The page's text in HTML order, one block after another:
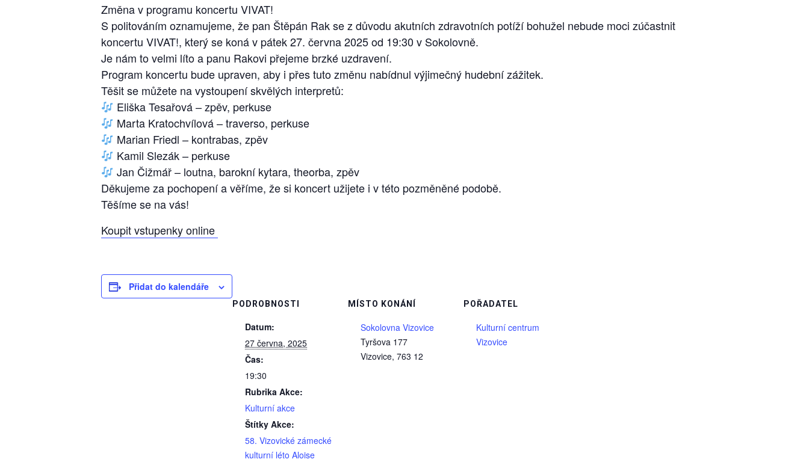
Změna v programu koncertu VIVAT!
S politováním oznamujeme, že pan Štěpán Rak se z důvodu akutních zdravotních potíží bohužel nebude moci zúčastnit
koncertu VIVAT!, který se koná v pátek 27. června 2025 od 19:30 v Sokolovně.
Je nám to velmi líto a panu Rakovi přejeme brzké uzdravení.
Program koncertu bude upraven, aby i přes tuto změnu nabídnul výjimečný hudební zážitek.
Těšit se můžete na vystoupení skvělých interpretů:
Eliška Tesařová – zpěv, perkuse
Marta Kratochvílová – traverso, perkuse
Marian Friedl – kontrabas, zpěv
Kamil Slezák – perkuse
Jan Čižmář – loutna, barokní kytara, theorba, zpěv
Děkujeme za pochopení a věříme, že si koncert užijete i v této pozměněné podobě.
Těšíme se na vás!
Koupit vstupenky online
Přidat do kalendáře
PODROBNOSTI
Datum:
27 června, 2025
Čas:
19:30
Rubrika Akce:
Kulturní akce
Štítky Akce:
58. Vizovické zámecké
kulturní léto Aloise
MÍSTO KONÁNÍ
Sokolovna Vizovice
Tyršova 177
Vizovice, 763 12
POŘADATEL
Kulturní centrum
Vizovice